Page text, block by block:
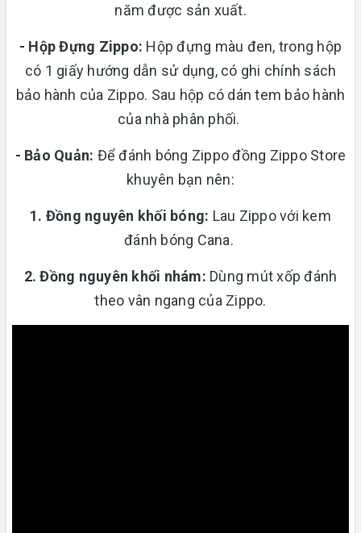
năm được sản xuất.
- Hộp Đựng Zippo: Hộp đựng màu đen, trong hộp
có 1 giấy hướng dẫn sử dụng, có ghi chính sách
bảo hành của Zippo. Sau hộp có dán tem bảo hành
của nhà phân phối.
- Bảo Quản: Để đánh bóng Zippo đồng Zippo Store
khuyên bạn nên:
1. Đồng nguyên khối bóng: Lau Zippo với kem
đánh bóng Cana.
2. Đồng nguyên khối nhám: Dùng mút xốp đánh
theo vân ngang của Zippo.